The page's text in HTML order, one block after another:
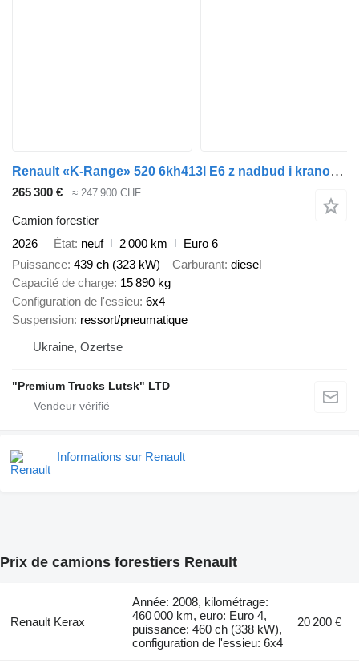
Renault «K-Range» 520 6kh413l E6 z nadbud i kranom EPSILON i prychipom
265 300 € ≈ 247 900 CHF
Camion forestier
2026
État neuf 2 000 km
Euro 6
Puissance 439 ch (323 kW) Carburant diesel
Capacité de charge 15 890 kg
Configuration de l'essieu 6x4
Suspension ressort/pneumatique
Ukraine, Ozertse
"Premium Trucks Lutsk" LTD
Informations sur Renault
Prix de camions forestiers Renault
Renault Kerax
Année: 2008, kilométrage:
460 000 km, euro: Euro 4,
puissance: 460 ch (338 kW),
configuration de l'essieu: 6x4
20 200 €